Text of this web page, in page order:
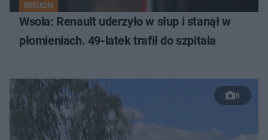
REGION
Wsola: Renault uderzyło w słup i stanął w
płomieniach. 49-latek trafił do szpitala
6